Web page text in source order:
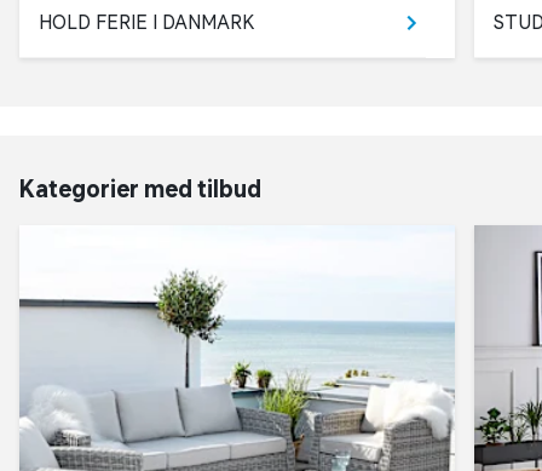
HOLD FERIE I DANMARK
Kategorier med tilbud